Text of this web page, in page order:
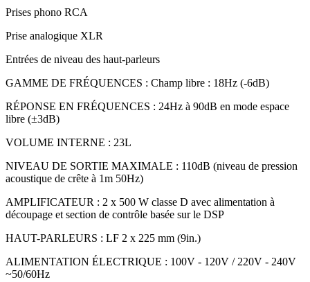
Prises phono RCA
Prise analogique XLR
Entrées de niveau des haut-parleurs
GAMME DE FRÉQUENCES : Champ libre : 18Hz (-6dB)
RÉPONSE EN FRÉQUENCES : 24Hz à 90dB en mode espace
libre (±3dB)
VOLUME INTERNE : 23L
NIVEAU DE SORTIE MAXIMALE : 110dB (niveau de pression
acoustique de crête à 1m 50Hz)
AMPLIFICATEUR : 2 x 500 W classe D avec alimentation à
découpage et section de contrôle basée sur le DSP
HAUT-PARLEURS : LF 2 x 225 mm (9in.)
ALIMENTATION ÉLECTRIQUE : 100V - 120V / 220V - 240V
~50/60Hz